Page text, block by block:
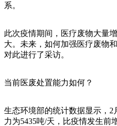
系。
此次疫情期间，医疗废物大量
大。未来，如何加强医疗废物
对此进行了采访。
当前医废处置能力如何？
生态环境部的统计数据显示，
力为5435吨/天，比疫情发生前